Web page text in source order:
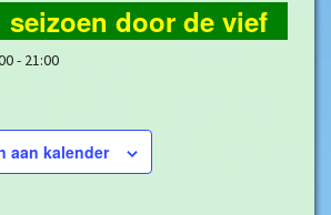
seizoen door de vief
- 21:00
aan kalender